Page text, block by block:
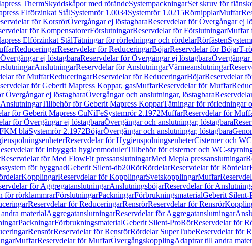
ThermSkyddskåpor med rörändeSystempackningarSet skruv för
Elförzinkat StålSystemrör 1.0034Systemrör 1.0215RörnipplarMuffar
för KorsrörÖvergångar ej löstagbaraReservdelar för Övergångar ej
för KompensatorerFörslutningarReservdelar för FörslutningarMuffar
Elförzinkat StålTätningar för rörledningar och rördelarRörfästen
ReduceringarReservdelar för ReduceringarBöjarReservdelar för BöjarT-
Övergångar ej löstagbaraReservdelar för Övergångar ej löstagbaraÖvergångar
AnslutningarReservdelar för AnslutningarVärmeanslutningar
för MuffarReduceringarReservdelar för ReduceringarBöjarReservdelar
för Geberit Mapress Koppar, gasMuffarReservdelar för Muffar
Övergångar ej löstagbaraÖvergångar och anslutningar, löstagbara
Tillbehör för Geberit Mapress KopparTätningar för rörledningar
för Geberit Mapress CuNiFeSystemrör 2.1972MuffarReservdelar för
för Övergångar ej löstagbaraÖvergångar och anslutningar, löstagbara
blåSystemrör 2.1972BöjarÖvergångar och anslutningar, löstagbara
Reservdelar för HygienspolningsenheterCisterner och
för Inbyggda hygienmodulerTillbehör för cisterner och WC-
Reservdelar för Med FlowFit pressanslutningarMed Mepla pressanslutningar
för byggnadGeberit Silent-db20RörRördelarReservdelar för Rördelar
KopplingarReservdelar för KopplingarSvetskopplingarMuffar
för AggregatanslutningarAnslutningsböjarReservdelar för
för rörklammrarFörslutningarPackningarFörbrukningsmaterialGeberit Silent-
Reservdelar för ReduceringarRensrörReservdelar för Rensrör
materialAggregatanslutningarReservdelar för Aggregatanslutningar
PackningarFörbrukningsmaterialGeberit Silent-ProRörReservdelar för
RensrörReservdelar för RensrörRördelar SuperTubeReservdelar för
MuffarReservdelar för MuffarÖvergångskopplingAdaptrar till andra